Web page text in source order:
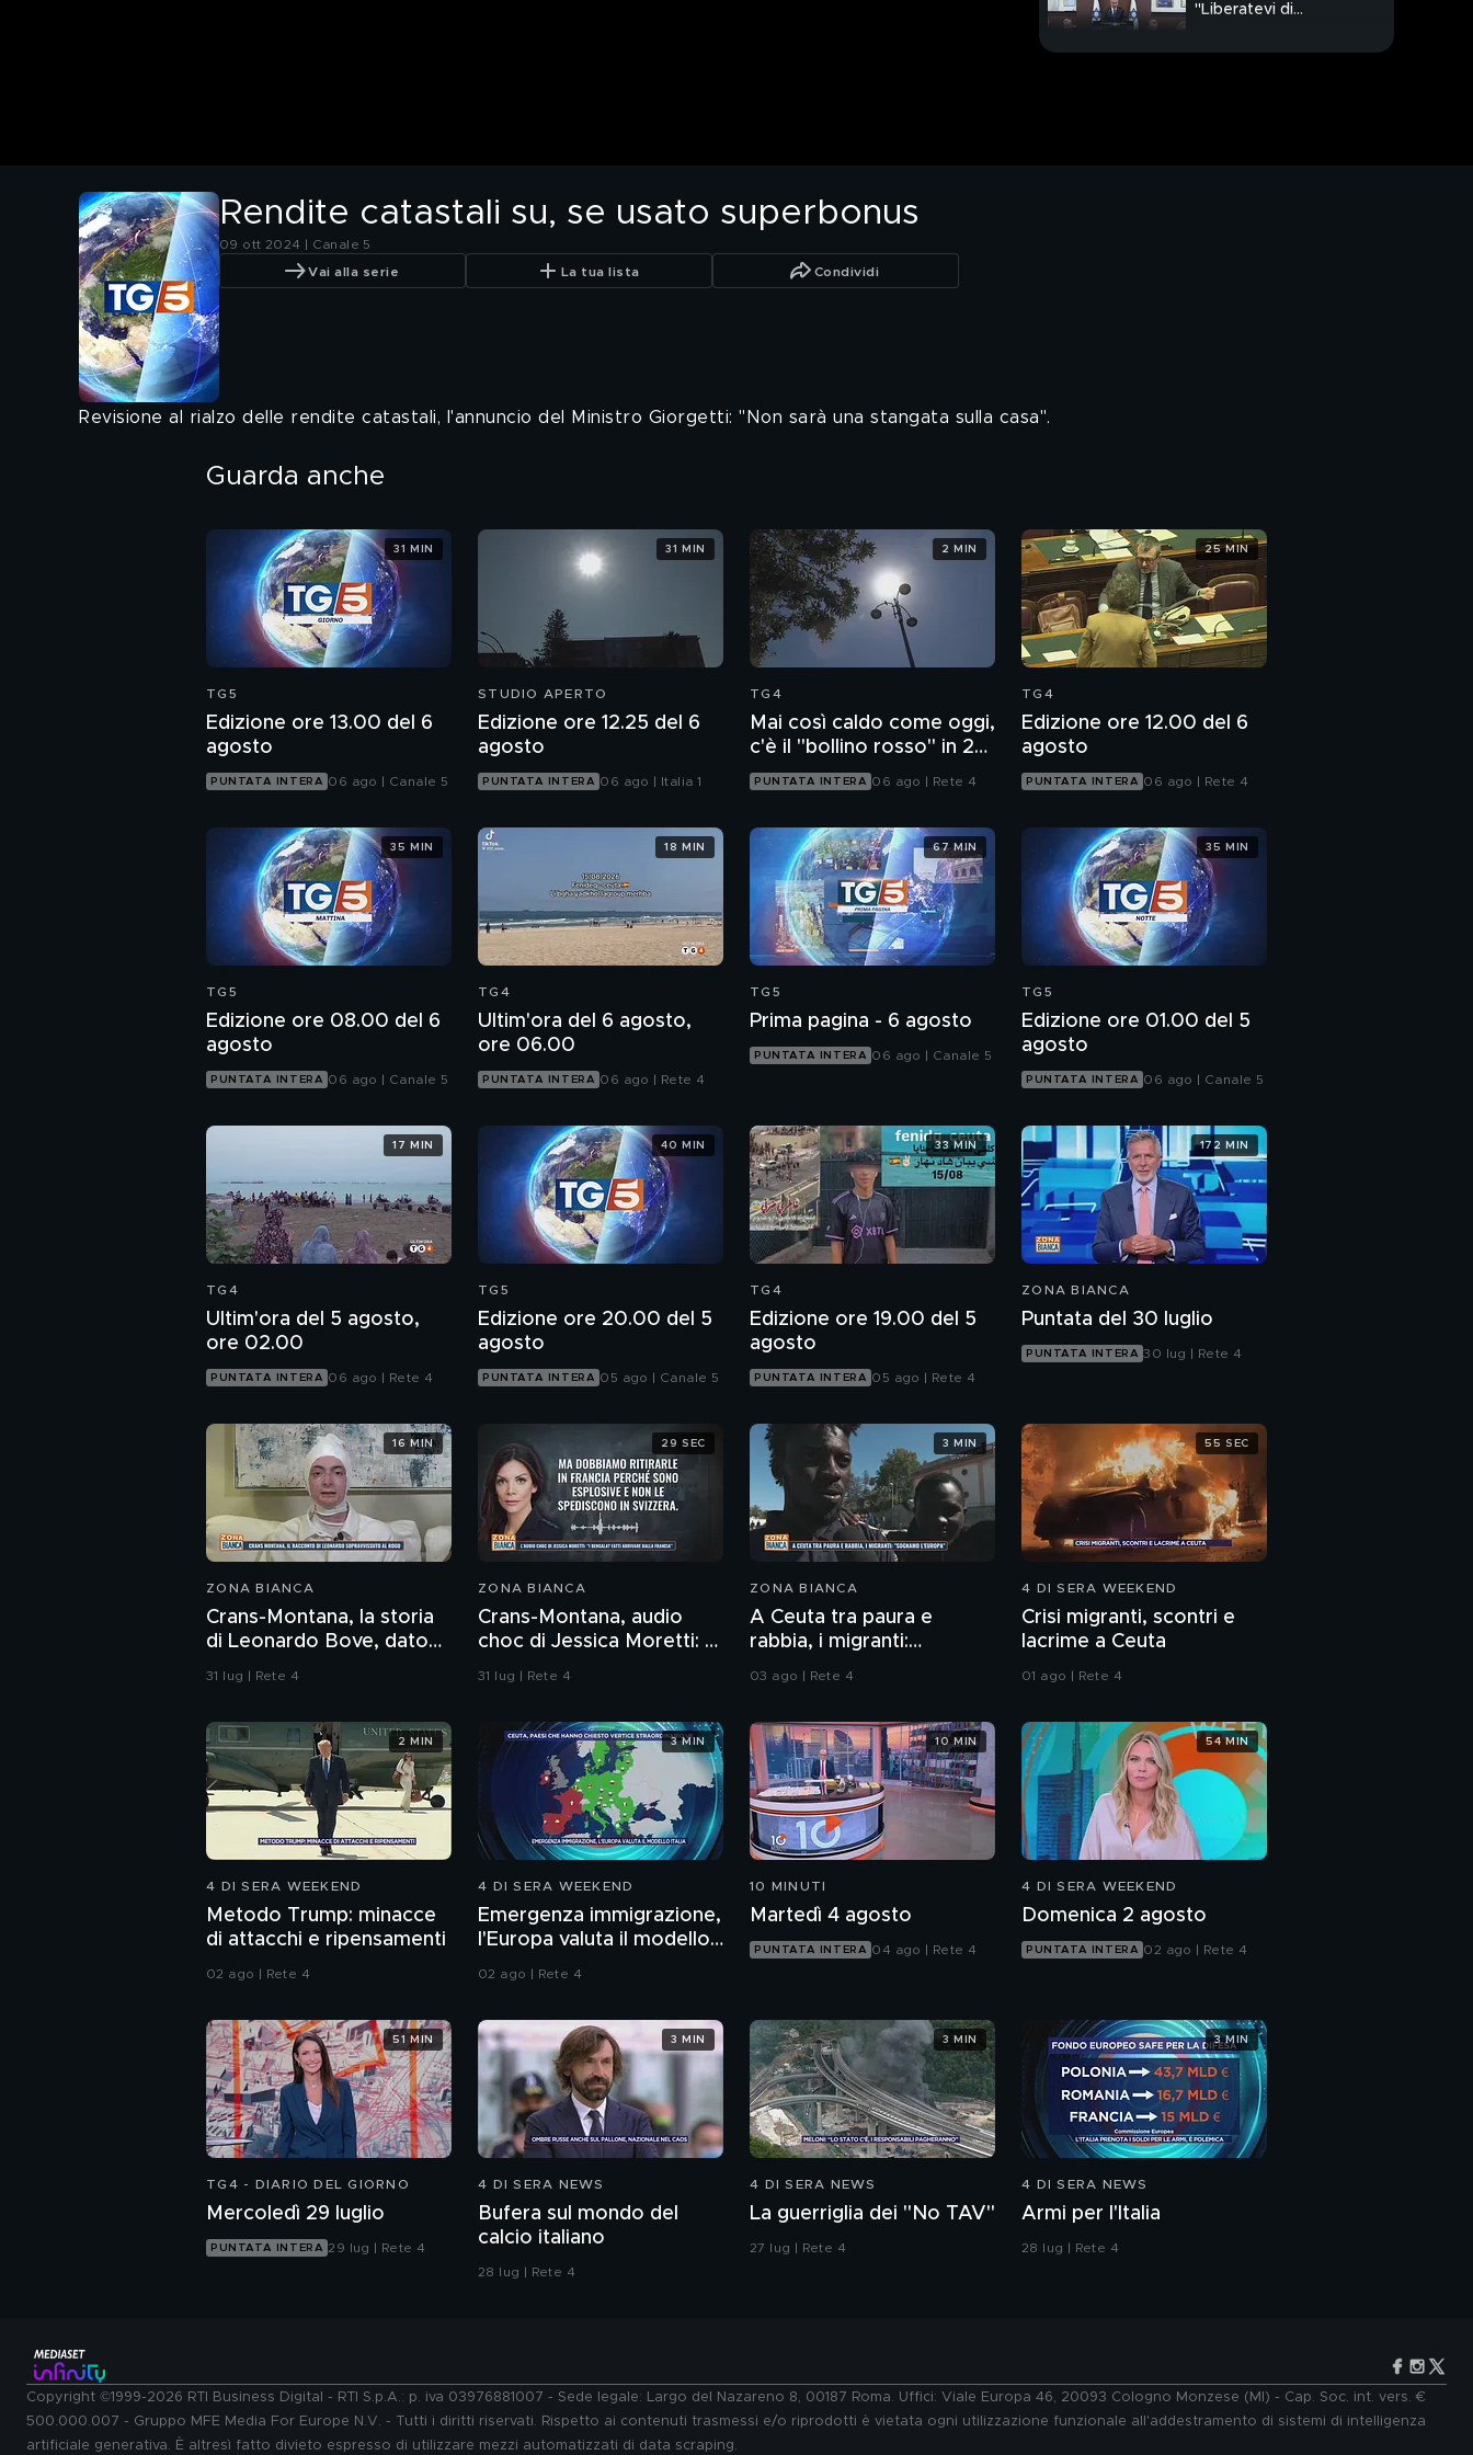
"Liberatevi di
Rendite catastali su, se usato superbonus
09 ott 2024 | Canale 5
Vai alla serie La tua lista Condividi
Revisione al rialzo delle rendite catastali, l'annuncio del Ministro Giorgetti: "Non sarà una stangata sulla casa".
Guarda anche
TG5
Edizione ore 13.00 del 6
agosto
PUNTATA INTERA 06 ago | Canale 5
31 MIN
STUDIO APERTO
Edizione ore 12.25 del 6
agosto
PUNTATA INTERA 06 ago | Italia 1
31 MIN
TG4
Mai così caldo come oggi,
c'è il "bollino rosso" in 27
città
PUNTATA INTERA 06 ago | Rete 4
2 MIN
TG4
Edizione ore 12.00 del 6
agosto
PUNTATA INTERA 06 ago | Rete 4
25 MIN
TG5
Edizione ore 08.00 del 6
agosto
PUNTATA INTERA 06 ago | Canale 5
35 MIN
TG4
Ultim'ora del 6 agosto,
ore 06.00
PUNTATA INTERA 06 ago | Rete 4
18 MIN
TG5
Prima pagina - 6 agosto
PUNTATA INTERA 06 ago | Canale 5
67 MIN
TG5
Edizione ore 01.00 del 5
agosto
PUNTATA INTERA 06 ago | Canale 5
35 MIN
TG4
Ultim'ora del 5 agosto,
ore 02.00
PUNTATA INTERA 06 ago | Rete 4
17 MIN
TG5
Edizione ore 20.00 del 5
agosto
PUNTATA INTERA 05 ago | Canale 5
40 MIN
TG4
Edizione ore 19.00 del 5
agosto
PUNTATA INTERA 05 ago | Rete 4
33 MIN
ZONA BIANCA
Puntata del 30 luglio
PUNTATA INTERA 30 lug | Rete 4
172 MIN
ZONA BIANCA
Crans-Montana, la storia
di Leonardo Bove, dato
per disperso nel rogo
31 lug | Rete 4
16 MIN
ZONA BIANCA
Crans-Montana, audio
choc di Jessica Moretti: "I
bengala? Fatti arrivare
31 lug | Rete 4
29 SEC
ZONA BIANCA
A Ceuta tra paura e
rabbia, i migranti:
"Sognamo l'Europa"
03 ago | Rete 4
3 MIN
4 DI SERA WEEKEND
Crisi migranti, scontri e
lacrime a Ceuta
01 ago | Rete 4
55 SEC
4 DI SERA WEEKEND
Metodo Trump: minacce
di attacchi e ripensamenti
02 ago | Rete 4
2 MIN
4 DI SERA WEEKEND
Emergenza immigrazione,
l'Europa valuta il modello
02 ago | Rete 4
3 MIN
10 MINUTI
Martedì 4 agosto
PUNTATA INTERA 04 ago | Rete 4
10 MIN
4 DI SERA WEEKEND
Domenica 2 agosto
PUNTATA INTERA 02 ago | Rete 4
54 MIN
TG4 - DIARIO DEL GIORNO
Mercoledì 29 luglio
PUNTATA INTERA 29 lug | Rete 4
51 MIN
4 DI SERA NEWS
Bufera sul mondo del
calcio italiano
28 lug | Rete 4
3 MIN
4 DI SERA NEWS
La guerriglia dei "No TAV"
27 lug | Rete 4
3 MIN
4 DI SERA NEWS
Armi per l'Italia
28 lug | Rete 4
3 MIN
Copyright ©1999-2026 RTI Business Digital - RTI S.p.A.: p. iva 03976881007 - Sede legale: Largo del Nazareno 8, 00187 Roma. Uffici: Viale Europa 46, 20093 Cologno Monzese (MI) - Cap. Soc. int. vers. €
500.000.007 - Gruppo MFE Media For Europe N.V. - Tutti i diritti riservati. Rispetto ai contenuti trasmessi e/o riprodotti è vietata ogni utilizzazione funzionale all'addestramento di sistemi di intelligenza
artificiale generativa. È altresì fatto divieto espresso di utilizzare mezzi automatizzati di data scraping.